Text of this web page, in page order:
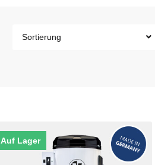
Sortierung
Auf Lager